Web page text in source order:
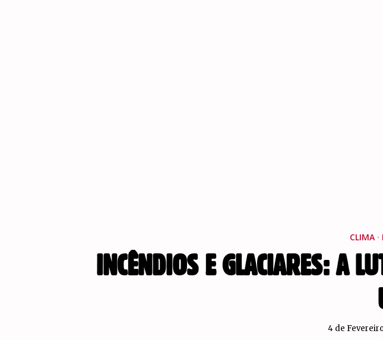
CLIMA ·
INCÊNDIOS E GLACIARES: A
4 de